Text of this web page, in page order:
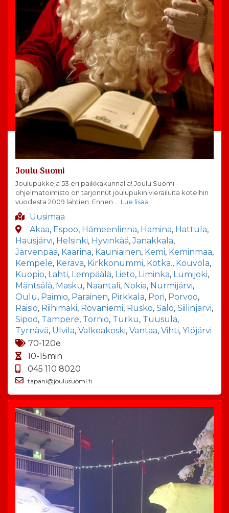
Joulu Suomi
Joulupukkeja 53 eri paikkakunnalla! Joulu Suomi -
ohjelmatoimisto on tarjonnut joulupukin vierailuita koteihin
vuodesta 2009 lähtien. Ennen … Lue lisää
Uusimaa
Akaa, Espoo, Hämeenlinna, Hamina, Hattula,
Hausjärvi, Helsinki, Hyvinkää,Janakkala,
Järvenpää, Kaarina, Kauniainen, Kemi, Keminmaa,
Kempele, Kerava, Kirkkonummi, Kotka., Kouvola,
Kuopio, Lahti, Lempäälä, Lieto, Liminka, Lumijoki,
Mäntsälä, Masku, Naantali, Nokia, Nurmijärvi,
Oulu, Paimio, Parainen, Pirkkala, Pori, Porvoo,
Raisio, Riihimäki, Rovaniemi, Rusko, Salo, Siilinjärvi,
Sipoo, Tampere, Tornio, Turku, Tuusula,
Tyrnävä, Ulvila, Valkeakoski, Vantaa, Vihti, Ylöjärvi
70-120e
10-15min
045 110 8020
tapani@joulusuomi.fi